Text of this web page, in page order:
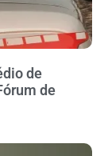
de
de